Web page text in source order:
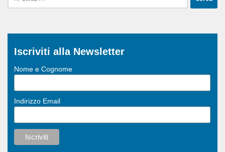
per:
Iscriviti alla Newsletter
Nome e Cognome
Indirizzo Email